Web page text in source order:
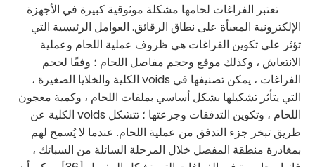
تعتبر الفراغات لحامها مشكلة موثوقية كبيرة في الأجهزة
الإلكترونية المعبأة على نطاق الرقائق. العوامل الرئيسية التي
تؤثر على تكوين الفراغات هي ظروف عملية اللحام وعملية
الانتعاش ، وكذلك موقع وحجم مفاصل اللحام ؛ وفقًا لحجم
الفراغات ، يمكن تصنيفها في voids الكلية والخلايا الصغيرة ،
التي يتأثر تشكيلها بشكل أساسي بملفات اللحام ، وكمية معجون
اللحام ، وتكوين التدفقات وجرعتها ؛ تتشكل voids الكلية عن
طريق تبخر جزء التدفق من عملية اللحام. عندما لا يُسمح لهم
بمغادرة منطقة المفصل خلال المرحلة السائلة من السبائك ،